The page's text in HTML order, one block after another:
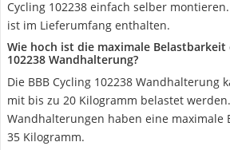
Cycling 102238 einfach selber
ist im Lieferumfang enthalten.
Wie hoch ist die maximale Belastbarkeit
102238 Wandhalterung?
Die BBB Cycling 102238 Wandhalterung
mit bis zu 20 Kilogramm belastet
Wandhalterungen haben eine maximale
35 Kilogramm.